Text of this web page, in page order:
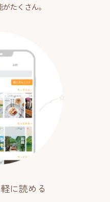
たくさん。
に読める